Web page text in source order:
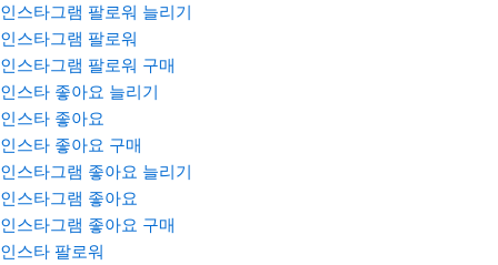
인스타그램 팔로워 늘리기
인스타그램 팔로워
인스타그램 팔로워 구매
인스타 좋아요 늘리기
인스타 좋아요
인스타 좋아요 구매
인스타그램 좋아요 늘리기
인스타그램 좋아요
인스타그램 좋아요 구매
인스타 팔로워